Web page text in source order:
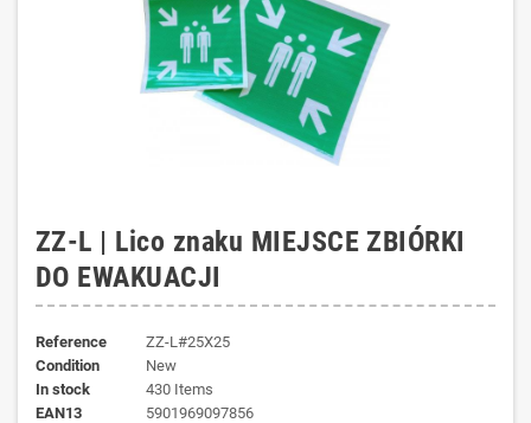
ZZ-L | Lico znaku MIEJSCE ZBIÓRKI
DO EWAKUACJI
Reference
ZZ-L#25X25
Condition
New
In stock
430 Items
EAN13
5901969097856